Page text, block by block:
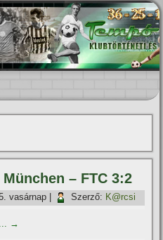
– FTC 3:2
vasárnap Szerző: K@rcsi
→